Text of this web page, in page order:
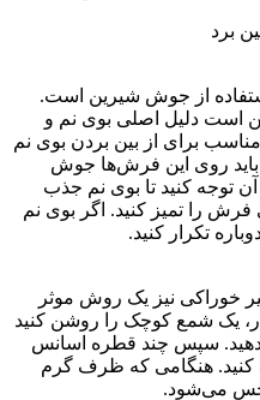
از جوش شیرین است.
است دلیل اصلی بوی نم و
مناسب برای از بین بردن بوی نم
روی این فرش‌ها جوش
۲۴ ساعت به آن توجه کنید تا بوی نم جذب
را تمیز کنید. اگر بوی نم
تکرار کنید.
خوراکی نیز یک روش موثر
یک شمع کوچک را روشن کنید
سپس چند قطره اسانس
کنید. هنگامی که ظرف گرم
حس می‌شود.